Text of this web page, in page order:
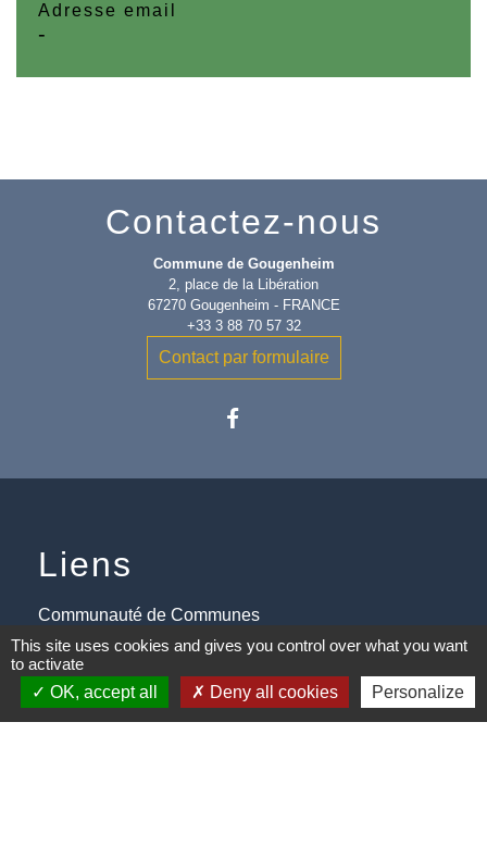
Adresse email
-
Contactez-nous
Commune de Gougenheim
2, place de la Libération
67270 Gougenheim - FRANCE
+33 3 88 70 57 32
Contact par formulaire
Liens
Communauté de Communes
Conseil Départemental du Bas-
Rhin
Vos démarches administratives
This site uses cookies and gives you control over what you want
to activate
OK, accept all
Deny all cookies Personalize